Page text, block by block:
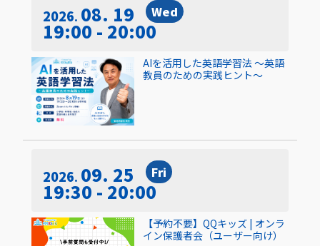
2026 08. 19 Wed
19:00 - 20:00
AIを活用した英語学習法 〜英語
教員のための実践ヒント〜
2026 09. 25 Fri
19:30 - 20:00
【予約不要】QQキッズ | オンラ
イン保護者会（ユーザー向け）